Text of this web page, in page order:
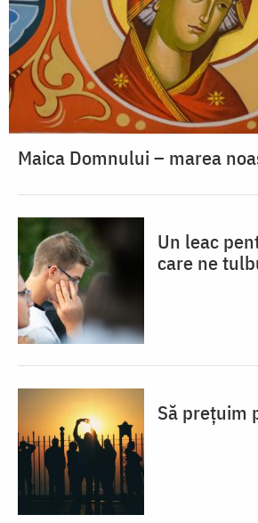
Maica Domnului – marea
Un leac
care ne
Să prețuim